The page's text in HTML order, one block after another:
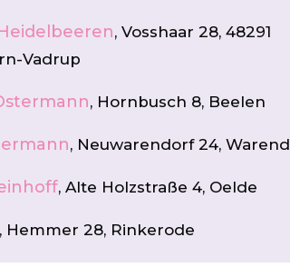
, Vosshaar 28, 48291
Vadrup
, Hornbusch 8, Beelen
, Neuwarendorf 24,
, Alte Holzstraße 4, Oelde
, Hemmer 28, Rinkerode